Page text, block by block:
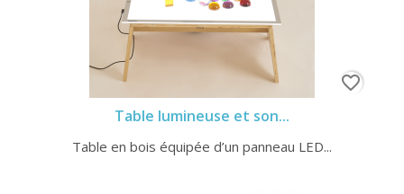
Table lumineuse et son...
Table en bois équipée d’un panneau LED...
favorite_border